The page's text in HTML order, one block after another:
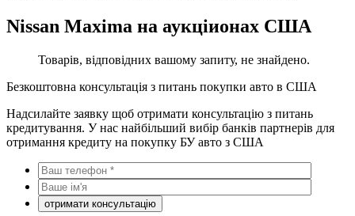
Nissan Maxima на аукціионах США
Товарів, відповідних вашому запиту, не знайдено.
Безкоштовна консультація з питань покупки авто в США
Надсилайте заявку щоб отримати консультацію з питань
кредитування. У нас найбільший вибір банків партнерів для
отримання кредиту на покупку БУ авто з США